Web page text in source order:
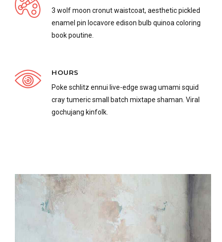
3 wolf moon cronut waistcoat, aesthetic pickled
enamel pin locavore edison bulb quinoa coloring
book poutine.
HOURS
Poke schlitz ennui live-edge swag umami squid
cray tumeric small batch mixtape shaman. Viral
gochujang kinfolk.